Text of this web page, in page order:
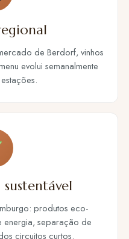
de Berdorf, vinhos
evolui semanalmente
produtos eco-
energia, separação de
circuitos curtos.